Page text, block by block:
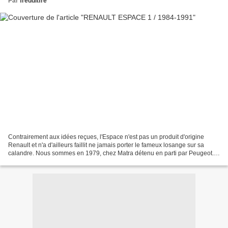
Contrairement aux idées reçues, l'Espace n'est pas un produit d'origine
Renault et n'a d'ailleurs faillit ne jamais porter le fameux losange sur sa
calandre. Nous sommes en 1979, chez Matra détenu en parti par Peugeot.